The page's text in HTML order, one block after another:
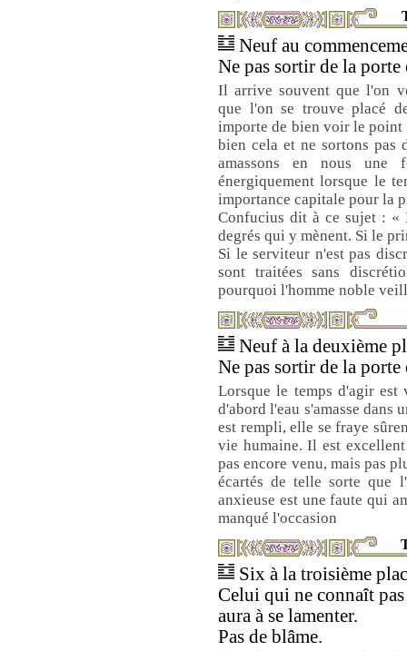
Neuf au
Ne pas sortir de la porte
Il arrive souvent que l'on
que l'on se trouve placé
importe de bien voir le point
bien cela et ne sortons pas
amassons en nous une
énergiquement lorsque le
importance capitale pour la
Confucius dit à ce sujet : «
degrés qui y mènent. Si le
Si le serviteur n'est pas
sont traitées sans
pourquoi l'homme noble
Neuf à la deuxième
Ne pas sortir de la
Lorsque le temps d'agir
d'abord l'eau s'amasse dans
est rempli, elle se fraye
vie humaine. Il est
pas encore venu, mais pas
écartés de telle sorte que
anxieuse est une faute qui
manqué l'occasion
Six à la troisième
Celui qui ne connaît
aura à se lamenter.
Pas de blâme.